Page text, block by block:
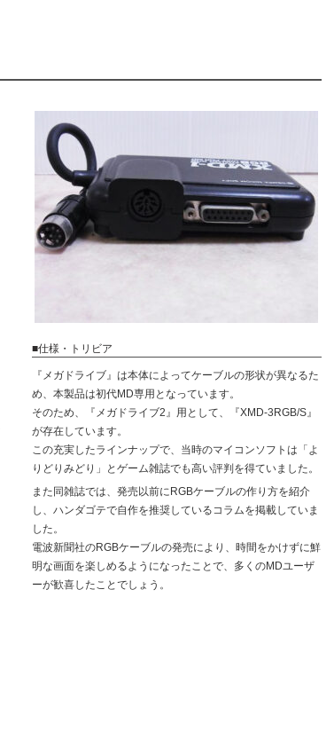
■仕様・トリビア
『メガドライブ』は本体によってケーブルの形状が異なるた
め、本製品は初代MD専用となっています。
そのため、『メガドライブ2』用として、『XMD-3RGB/S』
が存在しています。
この充実したラインナップで、当時のマイコンソフトは「よ
りどりみどり」とゲーム雑誌でも高い評判を得ていました。
また同雑誌では、発売以前にRGBケーブルの作り方を紹介
し、ハンダゴテで自作を推奨しているコラムを掲載していま
した。
電波新聞社のRGBケーブルの発売により、時間をかけずに鮮
明な画面を楽しめるようになったことで、多くのMDユーザ
ーが歓喜したことでしょう。